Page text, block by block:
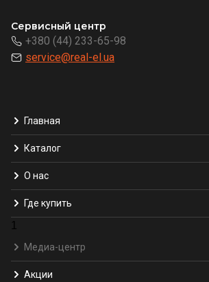
Сервисный центр
+380 (44) 233-65-98
service@real-el.ua
Главная
Каталог
О нас
Где купить
1
Медиа-центр
Акции